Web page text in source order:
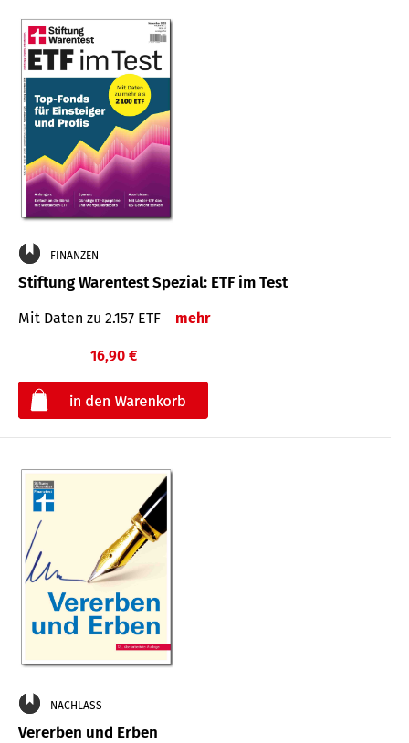
FINANZEN
Stiftung Warentest Spezial: ETF im Test
Mit Daten zu 2.157 ETF mehr
16,90 €
NACHLASS
Vererben und Erben